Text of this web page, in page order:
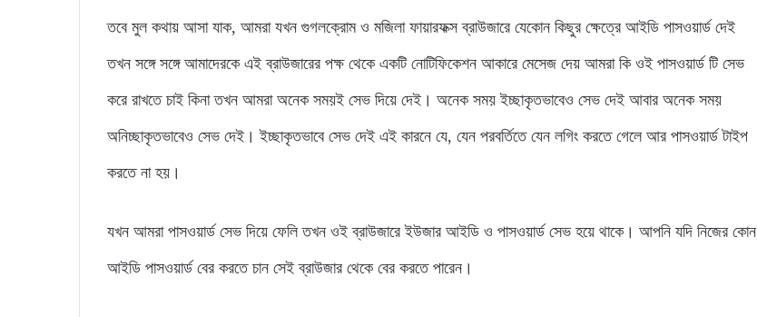
তবে মুল কথায় আসা যাক, আমরা যখন গুগলক্রোম ও মজিলা ফায়ারফক্স ব্রাউজারে যেকোন কিছুর ক্ষেত্রে আইডি পাসওয়ার্ড দেই
তখন সঙ্গে সঙ্গে আমাদেরকে এই ব্রাউজারের পক্ষ থেকে একটি নোটিফিকেশন আকারে মেসেজ দেয় আমরা কি ওই পাসওয়ার্ড টি সেভ
করে রাখতে চাই কিনা তখন আমরা অনেক সময়ই সেভ দিয়ে দেই। অনেক সময় ইচ্ছাকৃতভাবেও সেভ দেই আবার অনেক সময়
অনিচ্ছাকৃতভাবেও সেভ দেই। ইচ্ছাকৃতভাবে সেভ দেই এই কারনে যে, যেন পরবর্তিতে যেন লগিং করতে গেলে আর পাসওয়ার্ড টাইপ
করতে না হয়।
যখন আমরা পাসওয়ার্ড সেভ দিয়ে ফেলি তখন ওই ব্রাউজারে ইউজার আইডি ও পাসওয়ার্ড সেভ হয়ে থাকে। আপনি যদি নিজের কোন
আইডি পাসওয়ার্ড বের করতে চান সেই ব্রাউজার থেকে বের করতে পারেন।